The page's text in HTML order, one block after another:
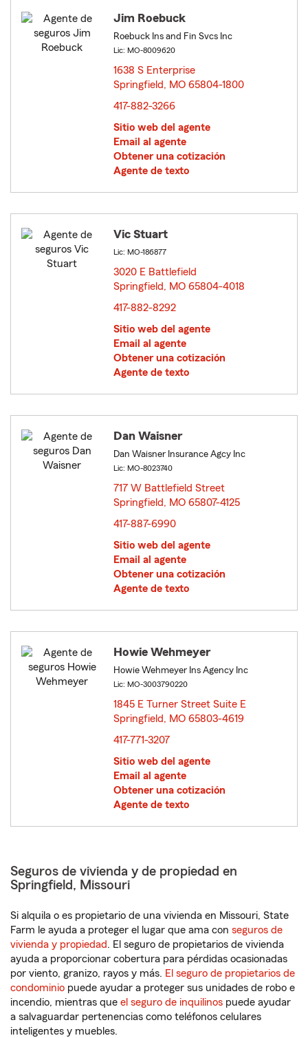
Jim Roebuck
Roebuck Ins and Fin Svcs Inc
Lic: MO-8009620
1638 S Enterprise
Springfield, MO 65804-1800
417-882-3266
Sitio web del agente
Email al agente
Obtener una cotización
Agente de texto
Vic Stuart
Lic: MO-186877
3020 E Battlefield
Springfield, MO 65804-4018
417-882-8292
Sitio web del agente
Email al agente
Obtener una cotización
Agente de texto
Dan Waisner
Dan Waisner Insurance Agcy Inc
Lic: MO-8023740
717 W Battlefield Street
Springfield, MO 65807-4125
417-887-6990
Sitio web del agente
Email al agente
Obtener una cotización
Agente de texto
Howie Wehmeyer
Howie Wehmeyer Ins Agency Inc
Lic: MO-3003790220
1845 E Turner Street Suite E
Springfield, MO 65803-4619
417-771-3207
Sitio web del agente
Email al agente
Obtener una cotización
Agente de texto
Seguros de vivienda y de propiedad en
Springfield, Missouri
Si alquila o es propietario de una vivienda en Missouri, State
Farm le ayuda a proteger el lugar que ama con seguros de
vivienda y propiedad. El seguro de propietarios de vivienda
ayuda a proporcionar cobertura para pérdidas ocasionadas
por viento, granizo, rayos y más. El seguro de propietarios de
condominio puede ayudar a proteger sus unidades de robo e
incendio, mientras que el seguro de inquilinos puede ayudar
a salvaguardar pertenencias como teléfonos celulares
inteligentes y muebles.